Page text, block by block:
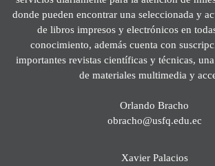
donde pueden encontrar una seleccionada y
de libros impresos y electrónicos en
conocimiento, además cuenta con
importantes revistas científicas y técnicas,
de materiales multimedia y
Orlando Bracho
obracho@usfq.edu.ec
Xavier Palacios